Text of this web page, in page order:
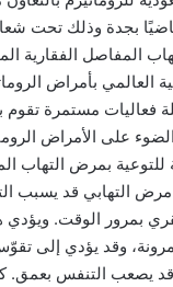
بجدة وذلك تحت
المفاصل الفقارية
العالمي بأمراض
فعاليات مستمرة تقوم
على الأمراض
بمرض التهاب
مرض التهابي قد يسبب
بمرور الوقت. ويؤدي
مرونة، وقد يؤدي إلى
يصعب التنفس بعمق.